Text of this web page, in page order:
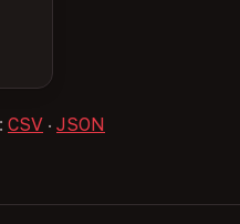
CSV · JSON